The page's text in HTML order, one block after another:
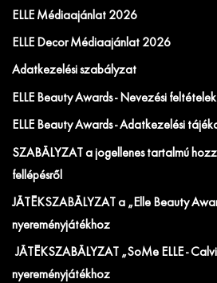
ELLE Médiaajánlat 2026
ELLE Decor Médiaajánlat 2026
Adatkezelési szabályzat
ELLE Beauty Awards - Nevezési feltételek
ELLE Beauty Awards - Adatkezelési
SZABÁLYZAT a jogellenes tartalmú
fellépésről
JÁTÉKSZABÁLYZAT a „Elle Beauty
nyereményjátékhoz
JÁTÉKSZABÁLYZAT „SoMe ELLE -
nyereményjátékhoz